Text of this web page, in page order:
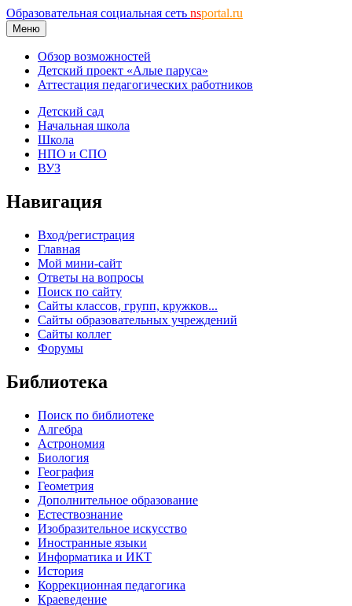
Образовательная социальная сеть nsportal.ru
Меню
Обзор возможностей
Детский проект «Алые паруса»
Аттестация педагогических работников
Детский сад
Начальная школа
Школа
НПО и СПО
ВУЗ
Навигация
Вход/регистрация
Главная
Мой мини-сайт
Ответы на вопросы
Поиск по сайту
Сайты классов, групп, кружков...
Сайты образовательных учреждений
Сайты коллег
Форумы
Библиотека
Поиск по библиотеке
Алгебра
Астрономия
Биология
География
Геометрия
Дополнительное образование
Естествознание
Изобразительное искусство
Иностранные языки
Информатика и ИКТ
История
Коррекционная педагогика
Краеведение